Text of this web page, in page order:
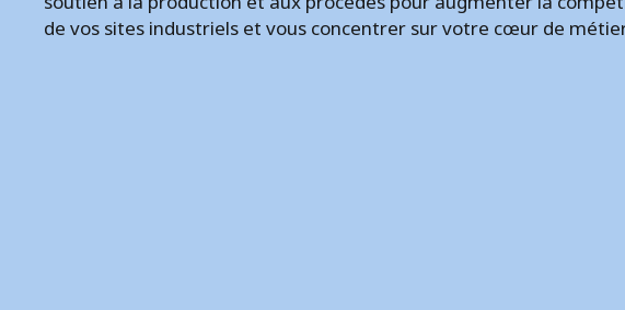
de vos sites industriels et vous concentrer sur votre cœur de